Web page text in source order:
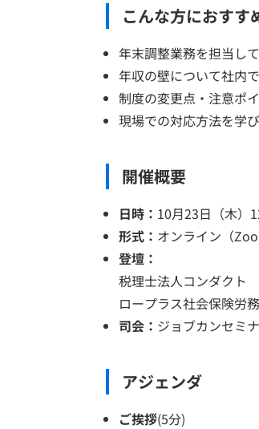
こんな方におすす
年末調整業務を担当し
年収の壁について社内
制度の変更点・注意ポ
現場での対応方法を学
開催概要
日時： 10月23日（木）
形式： オンライン（
登壇：
税理士法人コンダクト
ロープラス社会保険労
司会： ジョブカンセミ
アジェンダ
ご挨拶(5分)